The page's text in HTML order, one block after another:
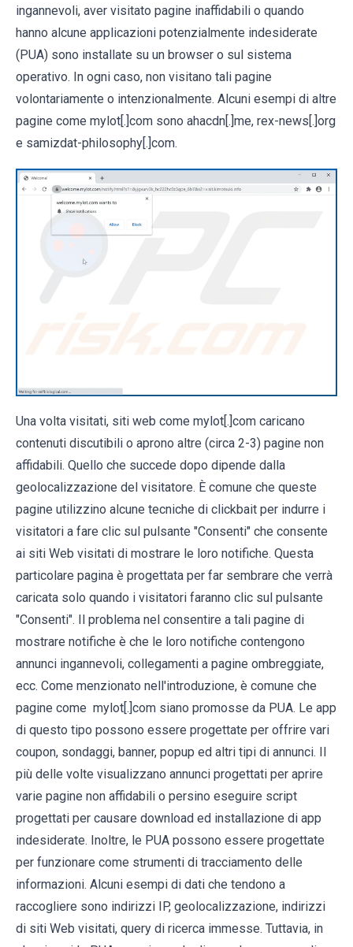
ingannevoli, aver visitato pagine inaffidabili o quando
hanno alcune applicazioni potenzialmente indesiderate
(PUA) sono installate su un browser o sul sistema
operativo. In ogni caso, non visitano tali pagine
volontariamente o intenzionalmente. Alcuni esempi di altre
pagine come mylot[.]com sono ahacdn[.]me, rex-news[.]org
e samizdat-philosophy[.]com.
Una volta visitati, siti web come mylot[.]com caricano
contenuti discutibili o aprono altre (circa 2-3) pagine non
affidabili. Quello che succede dopo dipende dalla
geolocalizzazione del visitatore. È comune che queste
pagine utilizzino alcune tecniche di clickbait per indurre i
visitatori a fare clic sul pulsante "Consenti" che consente
ai siti Web visitati di mostrare le loro notifiche. Questa
particolare pagina è progettata per far sembrare che verrà
caricata solo quando i visitatori faranno clic sul pulsante
"Consenti". Il problema nel consentire a tali pagine di
mostrare notifiche è che le loro notifiche contengono
annunci ingannevoli, collegamenti a pagine ombreggiate,
ecc. Come menzionato nell'introduzione, è comune che
pagine come mylot[.]com siano promosse da PUA. Le app
di questo tipo possono essere progettate per offrire vari
coupon, sondaggi, banner, popup ed altri tipi di annunci. Il
più delle volte visualizzano annunci progettati per aprire
varie pagine non affidabili o persino eseguire script
progettati per causare download ed installazione di app
indesiderate. Inoltre, le PUA possono essere progettate
per funzionare come strumenti di tracciamento delle
informazioni. Alcuni esempi di dati che tendono a
raccogliere sono indirizzi IP, geolocalizzazione, indirizzi
di siti Web visitati, query di ricerca immesse. Tuttavia, in